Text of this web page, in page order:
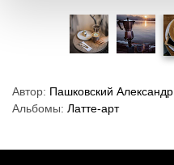
Автор: Пашковский Александр
Альбомы: Латте-арт